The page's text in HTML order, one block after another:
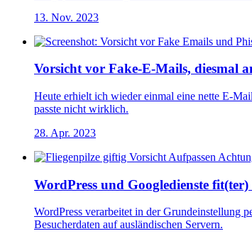
13. Nov. 2023
Vorsicht vor Fake-E-Mails, diesmal
Heute erhielt ich wieder einmal eine nette E-
passte nicht wirklich.
28. Apr. 2023
WordPress und Googledienste
WordPress verarbeitet in der Grundeinstellung
Besucherdaten auf ausländischen Servern.